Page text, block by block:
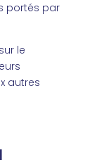
portés par
le
autres